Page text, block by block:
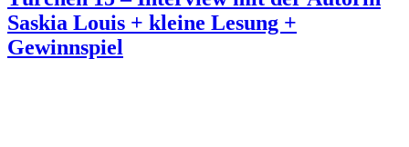
Saskia Louis + kleine Lesung +
Gewinnspiel